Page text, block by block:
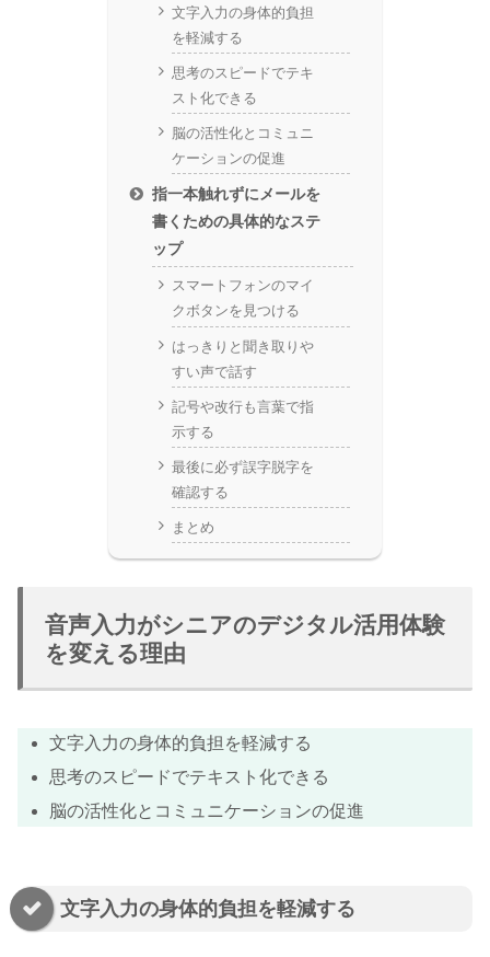
文字入力の身体的負担
を軽減する
思考のスピードでテキ
スト化できる
脳の活性化とコミュニ
ケーションの促進
指一本触れずにメールを
書くための具体的なステ
ップ
スマートフォンのマイ
クボタンを見つける
はっきりと聞き取りや
すい声で話す
記号や改行も言葉で指
示する
最後に必ず誤字脱字を
確認する
まとめ
音声入力がシニアのデジタル活用体験
を変える理由
文字入力の身体的負担を軽減する
思考のスピードでテキスト化できる
脳の活性化とコミュニケーションの促進
文字入力の身体的負担を軽減する